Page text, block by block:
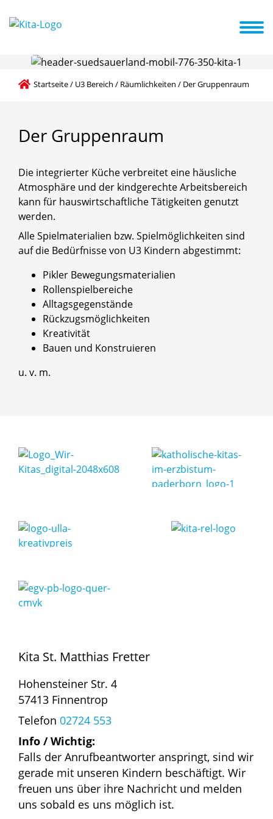
Aktuelles + Termine
Startseite/ U3 Bereich / Räumlichkeiten / Der Gruppenraum
Der Gruppenraum
Die integrierter Küche verbreitet eine häusliche
Atmosphäre und der kindgerechte Arbeitsbereich
kann für hauswirtschaftliche Tätigkeiten genutzt
werden.
Alle Spielmaterialien bzw. Spielmöglichkeiten sind
auf die Bedürfnisse von U3 Kindern abgestimmt:
Pikler Bewegungsmaterialien
Rollenspielbereiche
Alltagsgegenstände
Rückzugsmöglichkeiten
Kreativität
Bauen und Konstruieren
u. v. m.
Unsere integrierte Küche
Kita St. Matthias Fretter
Hohensteiner Str. 4
57413 Finnentrop
Telefon 02724 553
Info / Wichtig:
Falls der Anrufbeantworter anspringt, sind wir
gerade mit unseren Kindern beschäftigt. Wir
freuen uns über ihre Nachricht und melden
uns sobald es uns möglich ist.